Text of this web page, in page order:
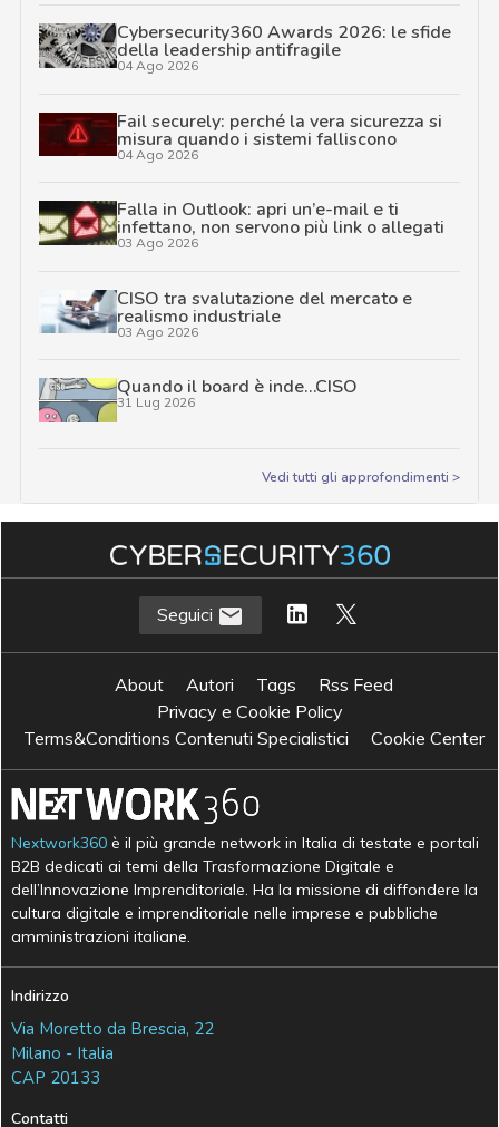
Cybersecurity360 Awards 2026: le sfide
della leadership antifragile
04 Ago 2026
Fail securely: perché la vera sicurezza si
misura quando i sistemi falliscono
04 Ago 2026
Falla in Outlook: apri un’e-mail e ti
infettano, non servono più link o allegati
03 Ago 2026
CISO tra svalutazione del mercato e
realismo industriale
03 Ago 2026
Quando il board è inde…CISO
31 Lug 2026
Vedi tutti gli approfondimenti >
Seguici
About Autori Tags
Rss Feed
Privacy e Cookie Policy
Terms&Conditions Contenuti Specialistici
Cookie Center
Nextwork360 è il più grande network in Italia di testate e portali
B2B dedicati ai temi della Trasformazione Digitale e
dell’Innovazione Imprenditoriale. Ha la missione di diffondere la
cultura digitale e imprenditoriale nelle imprese e pubbliche
amministrazioni italiane.
Indirizzo
Via Moretto da Brescia, 22
Milano - Italia
CAP 20133
Contatti